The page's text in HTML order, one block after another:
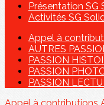
Présentation SG
Activités SG
Appel à
AUTRES
PASSION
PASSION
PASSION